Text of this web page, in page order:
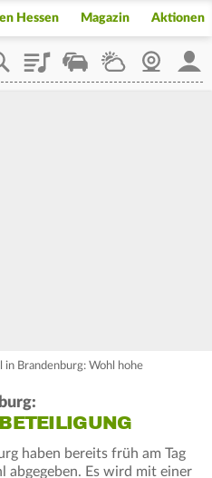
Hessen Magazin Aktionen
PlaylistStaupilotWetterWebcam
in Brandenburg: Wohl hohe
haben bereits früh am Tag
abgegeben. Es wird mit einer